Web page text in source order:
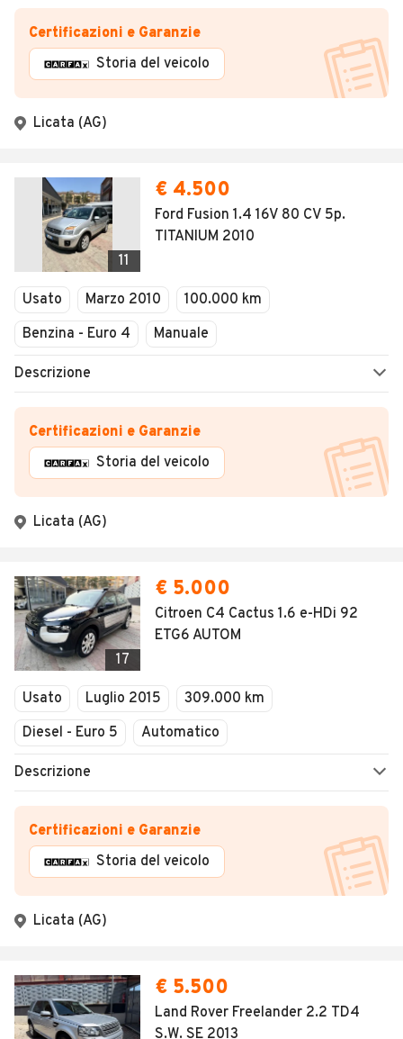
Certificazioni e Garanzie
Storia del veicolo
Licata (AG)
11
€ 4.500
Ford Fusion 1.4 16V 80 CV 5p.
TITANIUM 2010
Usato Marzo 2010
100.000 km
Benzina - Euro 4
Manuale
Descrizione
Certificazioni e Garanzie
Storia del veicolo
Licata (AG)
17
€ 5.000
Citroen C4 Cactus 1.6 e-HDi 92
ETG6 AUTOM
Usato Luglio 2015
309.000 km
Diesel - Euro 5
Automatico
Descrizione
Certificazioni e Garanzie
Storia del veicolo
Licata (AG)
€ 5.500
Land Rover Freelander 2.2 TD4
S.W. SE 2013